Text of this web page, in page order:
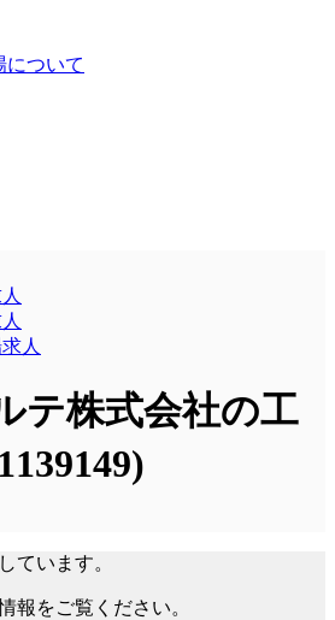
について
人
テ株式会社の工
ています。
報をご覧ください。